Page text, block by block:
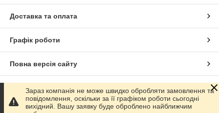
Доставка та оплата
Графік роботи
Повна версія сайту
Сайт створено на маркетплейсіProm.ua
Зараз компанія не може швидко обробляти замовлення та
повідомлення, оскільки за її графіком роботи сьогодні
вихідний. Вашу заявку буде оброблено найближчим